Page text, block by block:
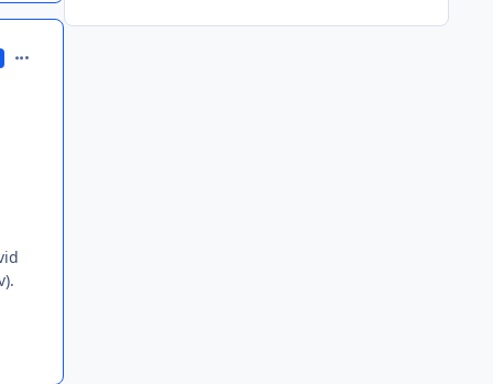
comment_371177